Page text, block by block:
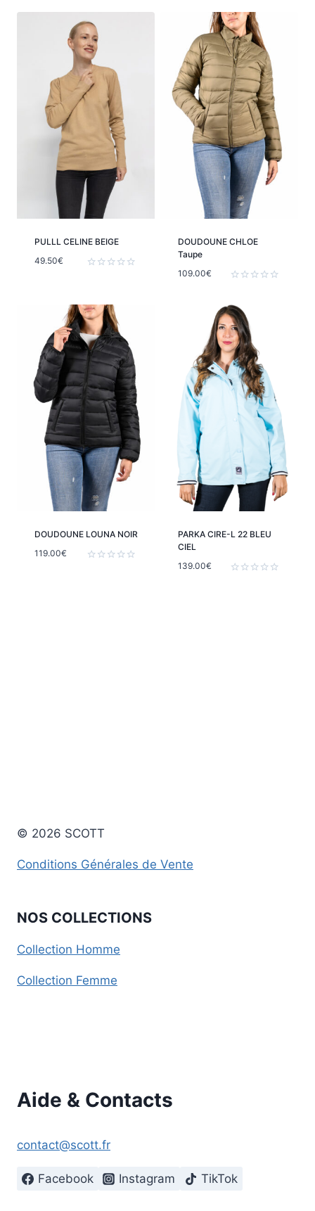
PULLL CELINE BEIGE
5
49.50€
DOUDOUNE CHLOE
Taupe
sur
5
109.00€
DOUDOUNE LOUNA NOIR
119.00€
PARKA CIRE-L 22 BLEU
CIEL
139.00€
© 2026 SCOTT
Conditions Générales de Vente
NOS COLLECTIONS
Collection Homme
Collection Femme
Aide & Contacts
contact@scott.fr
Facebook Instagram TikTok